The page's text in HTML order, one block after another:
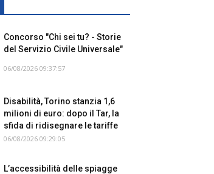
Concorso "Chi sei tu? - Storie
del Servizio Civile Universale"
06/08/2026 09:37:57
Disabilità, Torino stanzia 1,6
milioni di euro: dopo il Tar, la
sfida di ridisegnare le tariffe
06/08/2026 09:29:05
L’accessibilità delle spiagge